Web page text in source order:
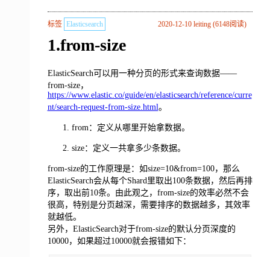
2020-12-10 leiting (6148阅读)
标签 Elasticsearch
1.from-size
ElasticSearch可以用一种分页的形式来查询数据——
from-size，
https://www.elastic.co/guide/en/elasticsearch/reference/curre
nt/search-request-from-size.html。
from：定义从哪里开始拿数据。
size：定义一共拿多少条数据。
from-size的工作原理是：如size=10&from=100，那么
ElasticSearch会从每个Shard里取出100条数据，然后再排
序，取出前10条。由此观之，from-size的效率必然不会
很高，特别是分页越深，需要排序的数据越多，其效率
就越低。
另外，ElasticSearch对于from-size的默认分页深度的
10000，如果超过10000就会报错如下：